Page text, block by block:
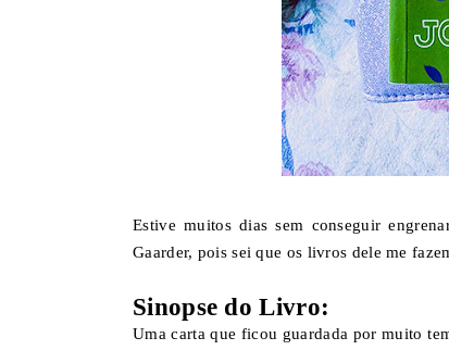
Estive muitos dias sem conseguir
Gaarder, pois sei que os livros dele me
Sinopse do Livro:
Uma carta que ficou guardada por muito